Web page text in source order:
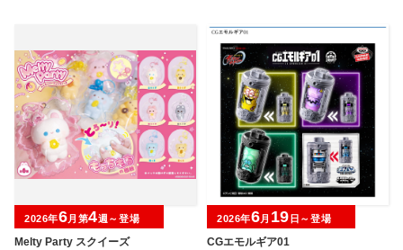
Melty Party スクイーズ
2026年6月第4週～登場
CGエモルギア01
2026年6月 19 日～登場